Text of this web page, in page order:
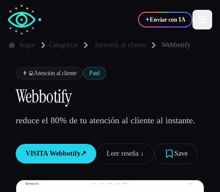
✦Enviar con IA
✍️Escritores
💻 Desarrolladores
hogar Categorías Atención al cliente Webbotify
👨‍💻Atención al cliente Paid
Webbotify
reduce el 80% de tu atención al cliente al instante.
VISITA Webbotify↗︎ Leer reseña ↓︎ Save